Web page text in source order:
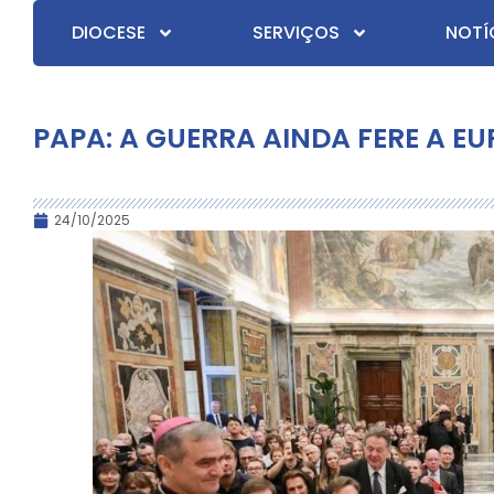
DIOCESE SERVIÇOS
PAPA: A GUERRA AINDA FERE A
24/10/2025